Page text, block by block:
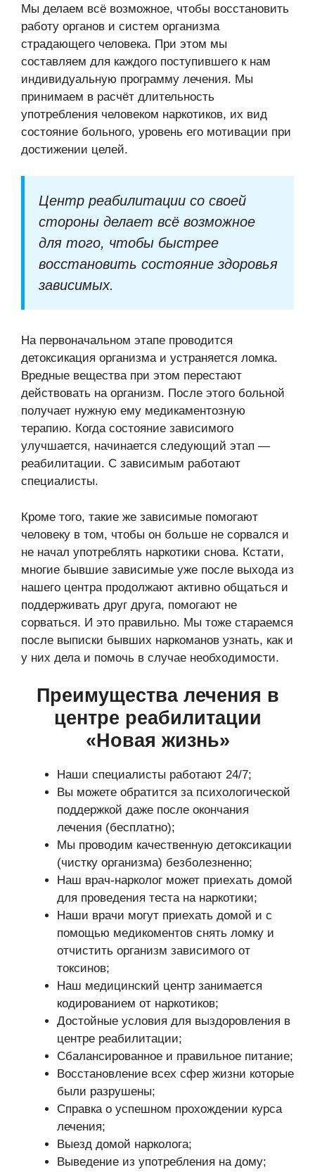
Мы делаем всё возможное, чтобы восстановить
работу органов и систем организма
страдающего человека. При этом мы
составляем для каждого поступившего к нам
индивидуальную программу лечения. Мы
принимаем в расчёт длительность
употребления человеком наркотиков, их вид
состояние больного, уровень его мотивации при
достижении целей.
Центр реабилитации со своей
стороны делает всё возможное
для того, чтобы быстрее
восстановить состояние здоровья
зависимых.
На первоначальном этапе проводится
детоксикация организма и устраняется ломка.
Вредные вещества при этом перестают
действовать на организм. После этого больной
получает нужную ему медикаментозную
терапию. Когда состояние зависимого
улучшается, начинается следующий этап —
реабилитации. С зависимым работают
специалисты.
Кроме того, такие же зависимые помогают
человеку в том, чтобы он больше не сорвался и
не начал употреблять наркотики снова. Кстати,
многие бывшие зависимые уже после выхода из
нашего центра продолжают активно общаться и
поддерживать друг друга, помогают не
сорваться. И это правильно. Мы тоже стараемся
после выписки бывших наркоманов узнать, как и
у них дела и помочь в случае необходимости.
Преимущества лечения в
центре реабилитации
«Новая жизнь»
Наши специалисты работают 24/7;
Вы можете обратится за психологической
поддержкой даже после окончания
лечения (бесплатно);
Мы проводим качественную детоксикации
(чистку организма) безболезненно;
Наш врач-нарколог может приехать домой
для проведения теста на наркотики;
Наши врачи могут приехать домой и с
помощью медикоментов снять ломку и
отчистить организм зависимого от
токсинов;
Наш медицинский центр занимается
кодированием от наркотиков;
Достойные условия для выздоровления в
центре реабилитации;
Сбалансированное и правильное питание;
Восстановление всех сфер жизни которые
были разрушены;
Справка о успешном прохождении курса
лечения;
Выезд домой нарколога;
Выведение из употребления на дому;